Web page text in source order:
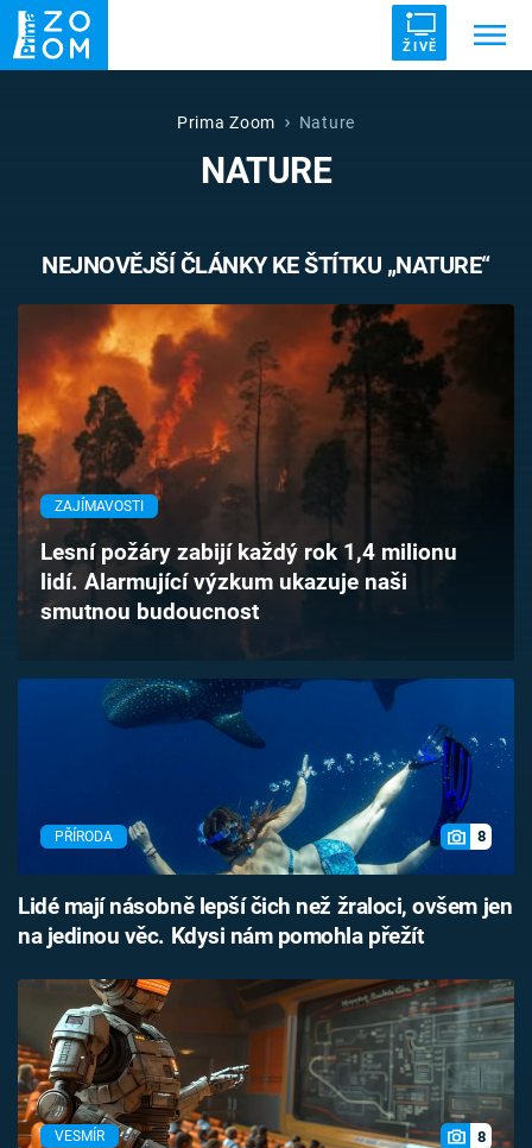
ŽIVĚ
UFO DRUHÁ SVĚTOVÁ VÁLKA
VETŘELCI DÁVNOVĚKU
Témata
Témata
Pořady
TV Program
Časopis
Sledujte prima+
Přihlášení
Prima Zoom Nature
NATURE
NEJNOVĚJŠÍ ČLÁNKY KE ŠTÍTKU „NATURE“
ZAJÍMAVOSTI
Lesní požáry zabijí každý rok 1,4 milionu
lidí. Alarmující výzkum ukazuje naši
smutnou budoucnost
PŘÍRODA 8
Lidé mají násobně lepší čich než žraloci, ovšem jen
na jedinou věc. Kdysi nám pomohla přežít
VESMÍR 8